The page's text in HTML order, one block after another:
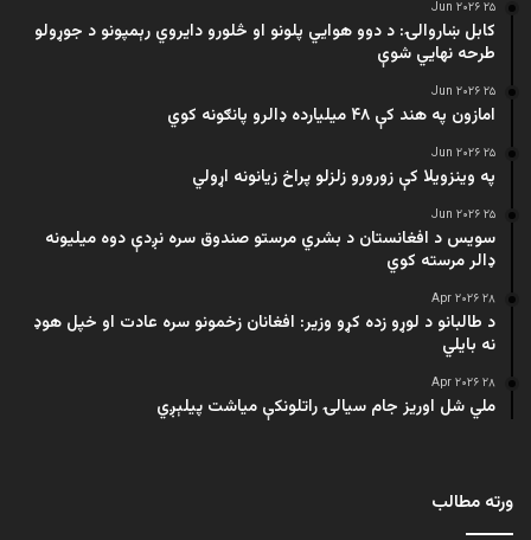
۲۵ Jun ۲۰۲۶
کابل ښاروالۍ: د دوو هوايي پلونو او څلورو دایروي رېمپونو د جوړولو
طرحه نهایي شوې
۲۵ Jun ۲۰۲۶
امازون په هند کې ۴۸ میلیارده ډالرو پانګونه کوي
۲۵ Jun ۲۰۲۶
په وینزویلا کې زورورو زلزلو پراخ زیانونه اړولي
۲۵ Jun ۲۰۲۶
سویس د افغانستان د بشري مرستو صندوق سره نږدې دوه میلیونه
ډالر مرسته کوي
۲۸ Apr ۲۰۲۶
د طالبانو د لوړو زده کړو وزیر: افغانان زخمونو سره عادت او خپل هوډ
نه بایلي
۲۸ Apr ۲۰۲۶
ملي شل اوریز جام سیالۍ راتلونکې میاشت پیلېږي
ورته مطالب